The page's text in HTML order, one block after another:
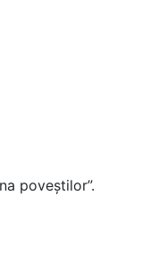
poveștilor”.